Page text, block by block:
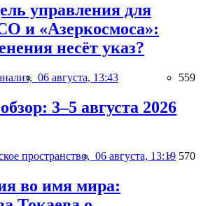
управления для
и «Азеркосмоса»:
несёт указ?
06 августа, 13:43 559
3–5 августа 2026
пространство, 06 августа, 13:19 570
во имя мира: